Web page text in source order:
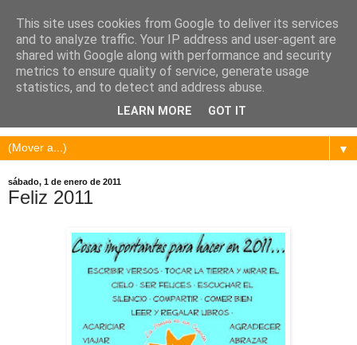
▼
sábado, 1 de enero de 2011
Feliz 2011
This site uses cookies from Google to deliver its services
and to analyze traffic. Your IP address and user-agent are
shared with Google along with performance and security
metrics to ensure quality of service, generate usage
statistics, and to detect and address abuse.
LEARN MORE GOT IT